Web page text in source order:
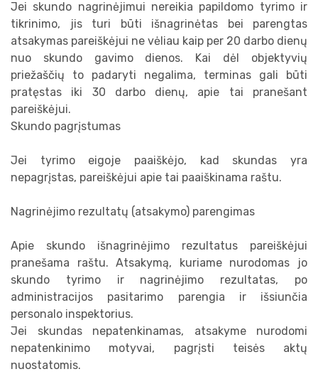
Jei skundo nagrinėjimui nereikia papildomo tyrimo ir
tikrinimo, jis turi būti išnagrinėtas bei parengtas
atsakymas pareiškėjui ne vėliau kaip per 20 darbo dienų
nuo skundo gavimo dienos. Kai dėl objektyvių
priežaščių to padaryti negalima, terminas gali būti
pratęstas iki 30 darbo dienų, apie tai pranešant
pareiškėjui.
Skundo pagrįstumas
Jei tyrimo eigoje paaiškėjo, kad skundas yra
nepagrįstas, pareiškėjui apie tai paaiškinama raštu.
Nagrinėjimo rezultatų (atsakymo) parengimas
Apie skundo išnagrinėjimo rezultatus pareiškėjui
pranešama raštu. Atsakymą, kuriame nurodomas jo
skundo tyrimo ir nagrinėjimo rezultatas, po
administracijos pasitarimo parengia ir išsiunčia
personalo inspektorius.
Jei skundas nepatenkinamas, atsakyme nurodomi
nepatenkinimo motyvai, pagrįsti teisės aktų
nuostatomis.